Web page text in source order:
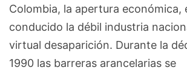
Colombia, la apertura económica,
conducido la débil industria
virtual desaparición. Durante la
1990 las barreras arancelarias se